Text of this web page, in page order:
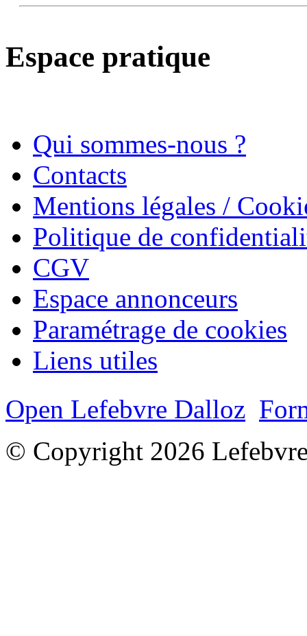
Espace pratique
Qui sommes-nous ?
Contacts
Mentions légales /
Politique de
CGV
Espace annonceurs
Paramétrage de cookies
Liens utiles
Open Lefebvre Dalloz
© Copyright 2026